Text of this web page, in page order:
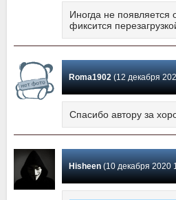
Иногда не появляется
фиксится
Roma1902(12 декабря 2020 21:30)
Спасибо автору за
Hisheen(10 декабря 2020 13:05)